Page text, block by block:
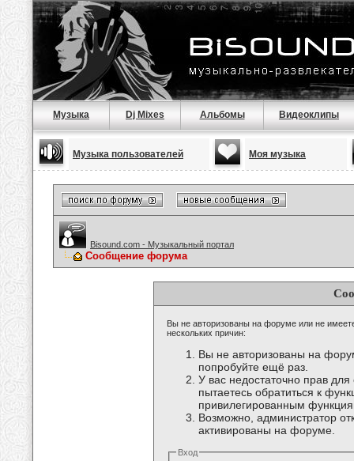
Музыка Dj Mixes Альбомы Видеоклипы
Музыка пользователей Моя музыка
Bisound.com - Музыкальный портал
Сообщение форума
Вы не авторизованы на форуме или не
нескольких причин:
Вы не авторизованы на
попробуйте ещё раз.
У вас недостаточно прав
пытаетесь обратиться к
привилегированным
Возможно, администратор
активированы на форуме.
Вход